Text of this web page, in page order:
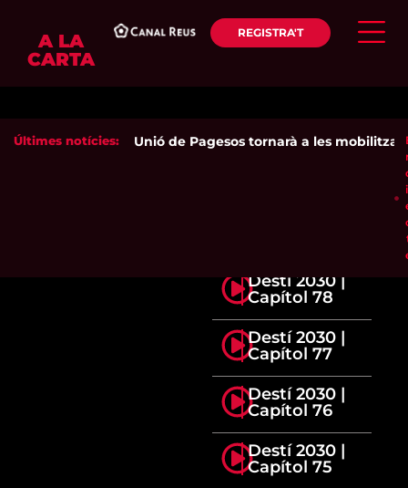
A LA
CARTA
REGISTRA'T
Últimes notícies: Unió de Pagesos tornarà a les
Destí 2030 |
Capítol 78
Destí 2030 |
Capítol 77
Destí 2030 |
Capítol 76
Destí 2030 |
Capítol 75